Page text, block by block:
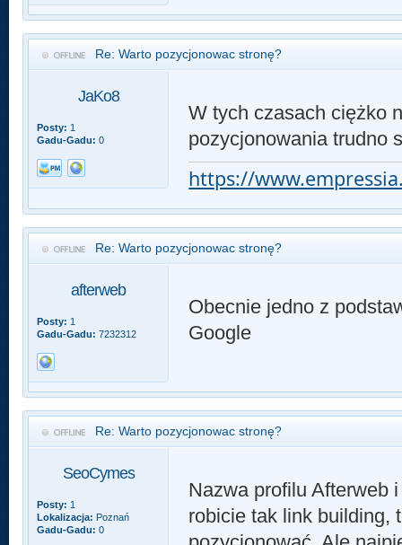
Re: Warto pozycjonowac stronę?
JaKo8
Posty: 1
Gadu-Gadu: 0
W tych czasach ciężko
pozycjonowania trudno
https://
Re: Warto pozycjonowac stronę?
afterweb
Posty: 1
Gadu-Gadu: 7232312
Obecnie jedno z
Google
Re: Warto pozycjonowac stronę?
SeoCymes
Posty: 1
Lokalizacja: Poznań
Gadu-Gadu: 0
Nazwa profilu Afterweb
robicie tak link building,